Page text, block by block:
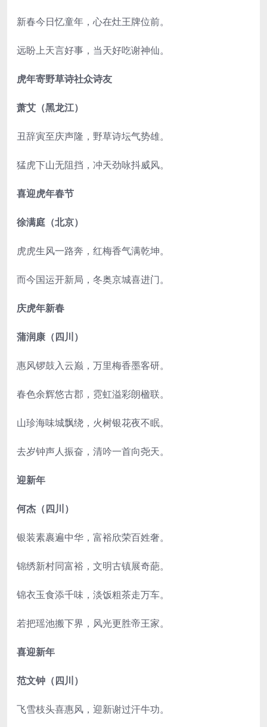
新春今日忆童年，心在灶王牌位前。
远盼上天言好事，当天好吃谢神仙。
虎年寄野草诗社众诗友
萧艾（黑龙江）
丑辞寅至庆声隆，野草诗坛气势雄。
猛虎下山无阻挡，冲天劲咏抖威风。
喜迎虎年春节
徐满庭（北京）
虎虎生风一路奔，红梅香气满乾坤。
而今国运开新局，冬奥京城喜进门。
庆虎年新春
蒲润康（四川）
惠风锣鼓入云巅，万里梅香墨客研。
春色余辉悠古郡，霓虹溢彩朗楹联。
山珍海味城飘绕，火树银花夜不眠。
去岁钟声人振奋，清吟一首向尧天。
迎新年
何杰（四川）
银装素裹遍中华，富裕欣荣百姓奢。
锦绣新村同富裕，文明古镇展奇葩。
锦衣玉食添千味，淡饭粗茶走万车。
若把瑶池搬下界，风光更胜帝王家。
喜迎新年
范文钟（四川）
飞雪枝头喜惠风，迎新谢过汗牛功。